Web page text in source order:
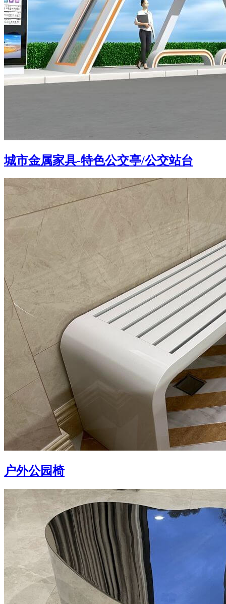
城市金属家具-特色公交亭/公交站台
户外公园椅